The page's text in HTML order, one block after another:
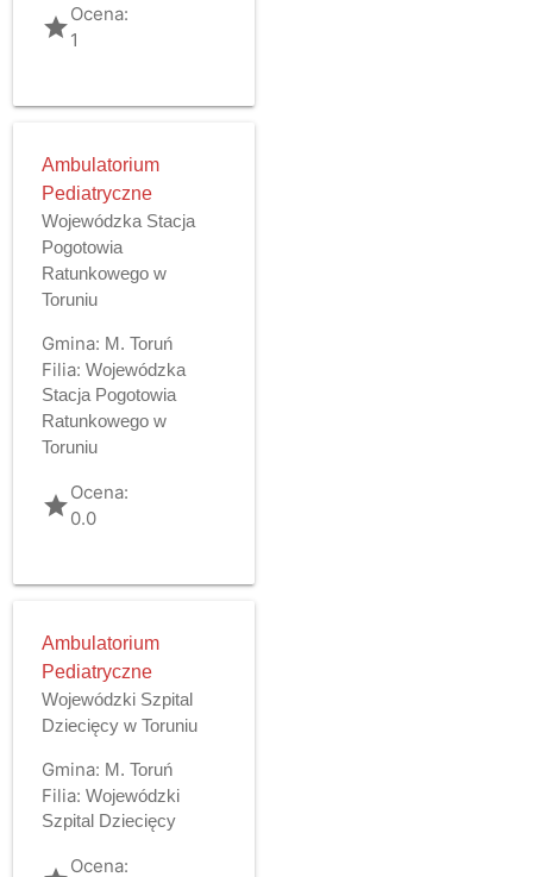
gradeOcena:
1
Ambulatorium
Pediatryczne
Wojewódzka Stacja
Pogotowia
Ratunkowego w
Toruniu
Gmina: M. Toruń
Filia: Wojewódzka
Stacja Pogotowia
Ratunkowego w
Toruniu
gradeOcena:
0.0
Ambulatorium
Pediatryczne
Wojewódzki Szpital
Dziecięcy w Toruniu
Gmina: M. Toruń
Filia: Wojewódzki
Szpital Dziecięcy
Ocena: